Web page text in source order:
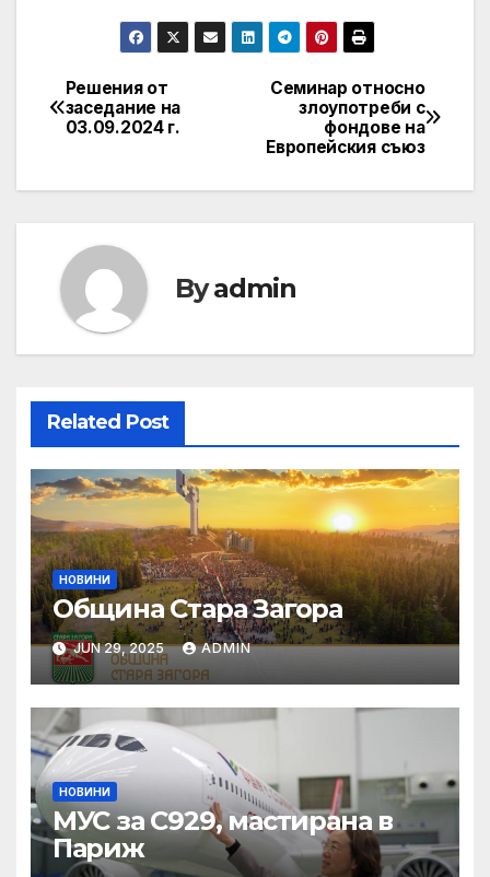
Post
navigation
Семинар относно
злоупотреби с
фондове на
Европейския съюз
Решения от
заседание на
03.09.2024 г.
Byadmin
Related Post
НОВИНИ
Община Стара Загора
JUN 29, 2025 ADMIN
НОВИНИ
МУС за C929, мастирана в
Париж